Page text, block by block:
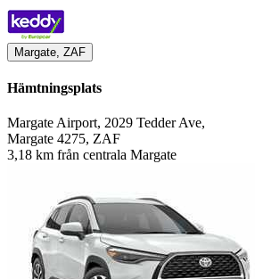
Margate, ZAF
Hämtningsplats
Margate Airport, 2029 Tedder Ave,
Margate 4275, ZAF
3,18 km från centrala Margate